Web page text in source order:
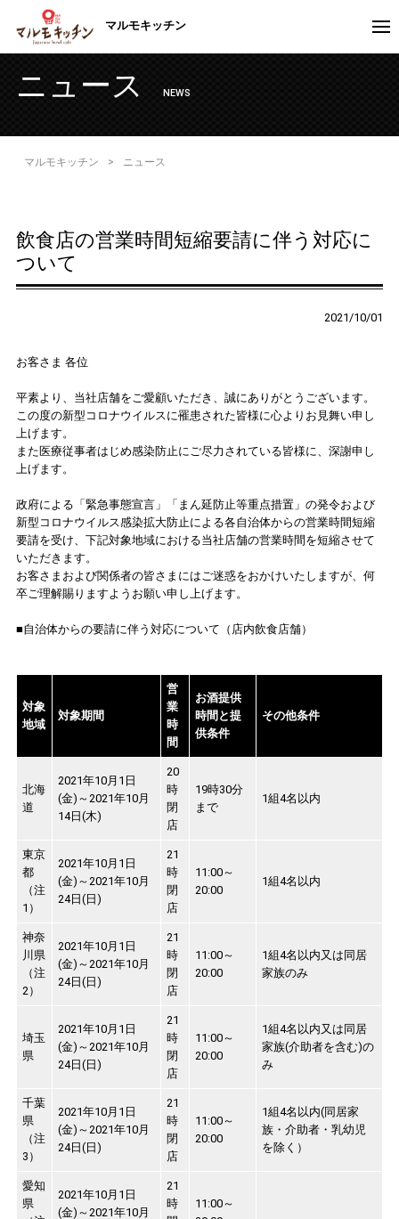
マルモキッチン
ニュース NEWS
マルモキッチン > ニュース
飲食店の営業時間短縮要請に伴う対応に
ついて
2021/10/01
お客さま 各位
平素より、当社店舗をご愛顧いただき、誠にありがとうございます。
この度の新型コロナウイルスに罹患された皆様に心よりお見舞い申し
上げます。
また医療従事者はじめ感染防止にご尽力されている皆様に、深謝申し
上げます。
政府による「緊急事態宣言」「まん延防止等重点措置」の発令および
新型コロナウイルス感染拡大防止による各自治体からの営業時間短縮
要請を受け、下記対象地域における当社店舗の営業時間を短縮させて
いただきます。
お客さまおよび関係者の皆さまにはご迷惑をおかけいたしますが、何
卒ご理解賜りますようお願い申し上げます。
■自治体からの要請に伴う対応について（店内飲食店舗）
対象
地域
対象期間
営
業
時
間
お酒提供
時間と提
供条件
その他条件
北海
道
2021年10月1日
(金)～2021年10月
14日(木)
20
時
閉
店
19時30分
まで
1組4名以内
東京
都
（注
1）
2021年10月1日
(金)～2021年10月
24日(日)
21
時
閉
店
11:00～
20:00
1組4名以内
神奈
川県
（注
2）
2021年10月1日
(金)～2021年10月
24日(日)
21
時
閉
店
11:00～
20:00
1組4名以内又は同居
家族のみ
埼玉
県
2021年10月1日
(金)～2021年10月
24日(日)
21
時
閉
店
11:00～
20:00
1組4名以内又は同居
家族(介助者を含む)の
み
千葉
県
（注
3）
2021年10月1日
(金)～2021年10月
24日(日)
21
時
閉
店
11:00～
20:00
1組4名以内(同居家
族・介助者・乳幼児
を除く）
愛知
県
2021年10月1日
(金)～2021年10月
21
時
11:00～